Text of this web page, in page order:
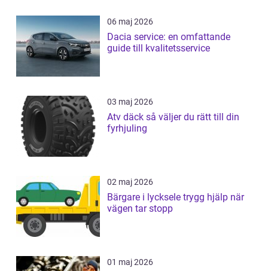
06 maj 2026
Dacia service: en omfattande
guide till kvalitetsservice
03 maj 2026
Atv däck så väljer du rätt till din
fyrhjuling
02 maj 2026
Bärgare i lycksele trygg hjälp när
vägen tar stopp
01 maj 2026